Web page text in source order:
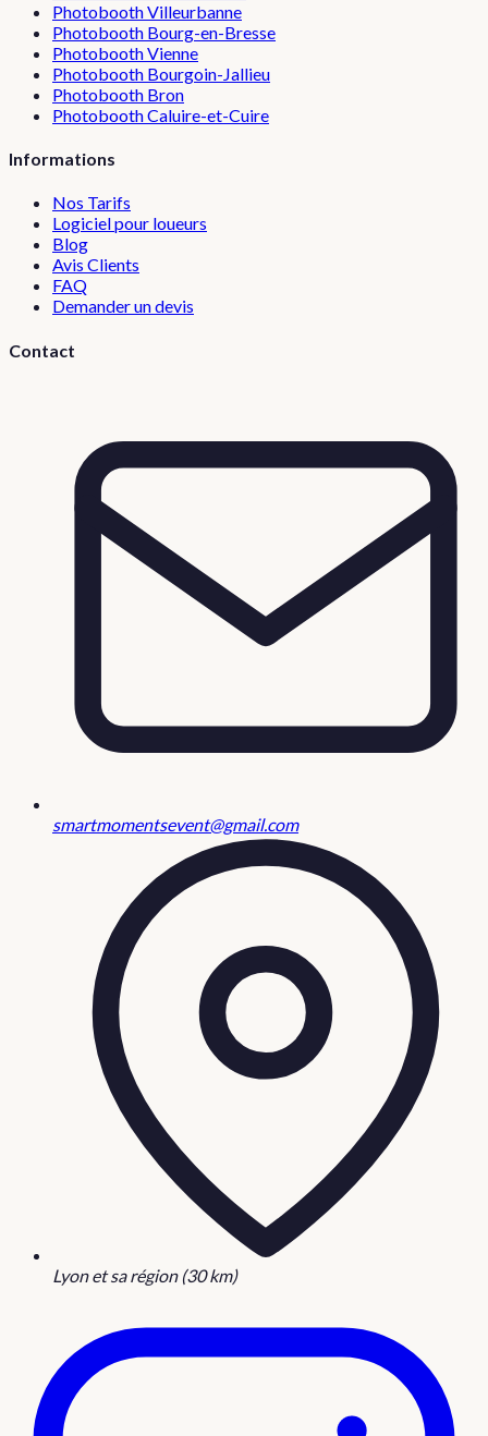
PhotoboothVilleurbanne
Photobooth Bourg-en-Bresse
PhotoboothVienne
Photobooth Bourgoin-Jallieu
Photobooth Bron
PhotoboothCaluire-et-Cuire
Informations
Nos Tarifs
Logiciel pour loueurs
Blog
Avis Clients
FAQ
Demander un devis
Contact
smartmomentsevent@gmail.com
Lyon et sa région (30 km)